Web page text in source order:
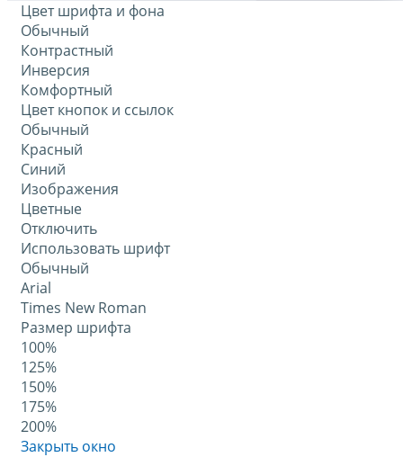
Цвет шрифта и фона
Обычный
Контрастный
Инверсия
Комфортный
Цвет кнопок и ссылок
Обычный
Красный
Синий
Изображения
Цветные
Отключить
Использовать шрифт
Обычный
Arial
Times New Roman
Размер шрифта
100%
125%
150%
175%
200%
Закрыть окно